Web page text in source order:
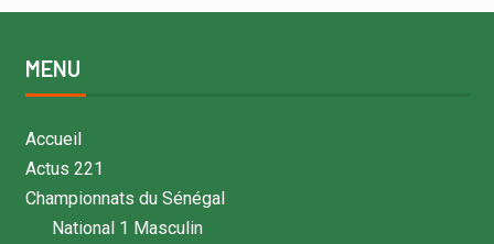
MENU
Accueil
Actus 221
Championnats du Sénégal
National 1 Masculin